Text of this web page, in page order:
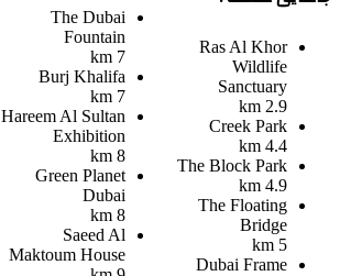
Ras Al Khor
Wildlife
Sanctuary
2.9 km
Creek Park
4.4 km
The Block Park
4.9 km
The Floating
Bridge
5 km
Dubai Frame
The Dubai
Fountain
7 km
Burj Khalifa
7 km
Hareem Al Sultan
Exhibition
8 km
Green Planet
Dubai
8 km
Saeed Al
Maktoum House